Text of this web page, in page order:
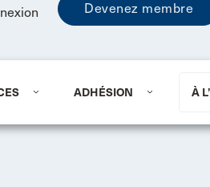
Devenez membre
ADHÉSION À